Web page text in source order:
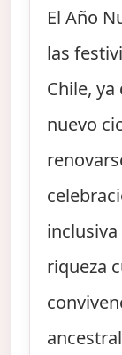
El Año
las
Chile,
nuevo
riqueza